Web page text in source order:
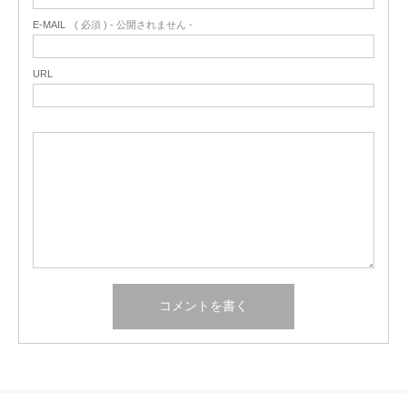
E-MAIL ( 必須 ) - 公開されません -
URL